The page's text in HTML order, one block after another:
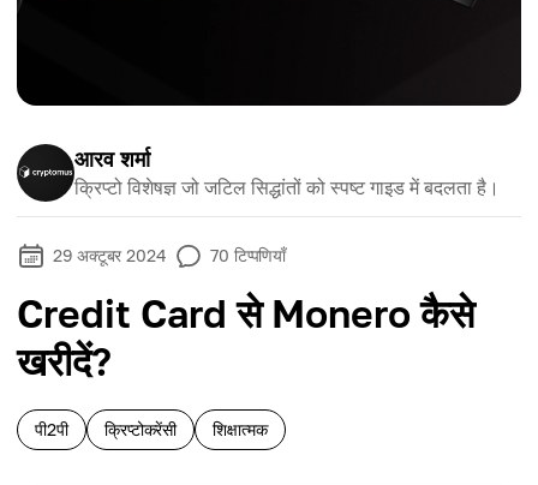
आरव शर्मा
क्रिप्टो विशेषज्ञ जो जटिल सिद्धांतों को स्पष्ट गाइड में बदलता है।
29 अक्टूबर 2024 70 टिप्पणियाँ
Credit Card से Monero कैसे
खरीदें?
पी2पी क्रिप्टोकरेंसी शिक्षात्मक